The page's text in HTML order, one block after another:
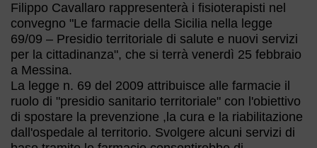
Filippo Cavallaro rappresenterà i fisioterapisti nel
convegno "Le farmacie della Sicilia nella legge
69/09 – Presidio territoriale di salute e nuovi servizi
per la cittadinanza", che si terrà venerdì 25 febbraio
a Messina.
La legge n. 69 del 2009 attribuisce alle farmacie il
ruolo di "presidio sanitario territoriale" con l'obiettivo
di spostare la prevenzione ,la cura e la riabilitazione
dall'ospedale al territorio. Svolgere alcuni servizi di